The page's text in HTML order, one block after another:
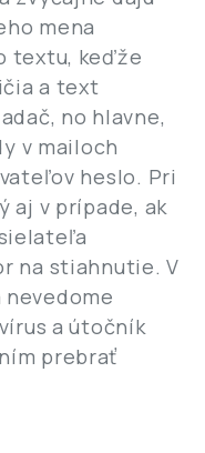
mena
textu, keďže
a text
no hlavne,
v mailoch
heslo. Pri
aj v prípade, ak
na stiahnutie. V
a útočník
prebrať